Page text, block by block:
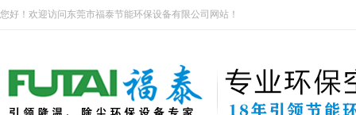
您好！欢迎访问东莞市福泰节能环保设备有限公司网站！